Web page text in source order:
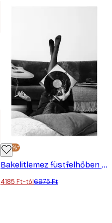
-40%*
Bakelitlemez füstfelhőben poszter
4185 Ft-tól6975 Ft